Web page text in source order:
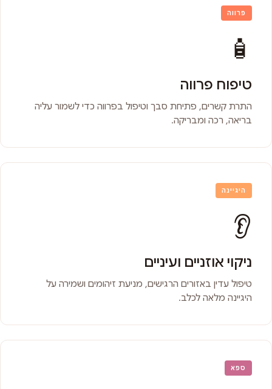
פרווה
🧴
טיפוח פרווה
התרת קשרים, פתיחת סבך וטיפול בפרווה כדי לשמור עליה
בריאה, רכה ומבריקה.
היגיינה
👂
ניקוי אוזניים ועיניים
טיפול עדין באזורים הרגישים, מניעת זיהומים ושמירה על
היגיינה מלאה לכלב.
ספא